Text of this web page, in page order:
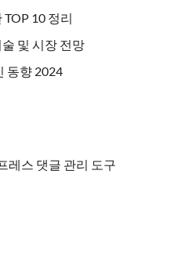
10 정리
및 시장 전망
동향 2024
레스 댓글 관리 도구